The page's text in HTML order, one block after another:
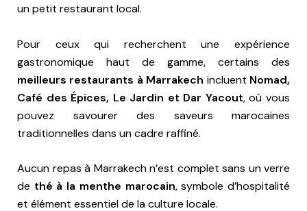
un petit restaurant local.
Pour ceux qui recherchent une expérience
gastronomique haut de gamme, certains des
meilleurs restaurants à Marrakech incluent Nomad,
Café des Épices, Le Jardin et Dar Yacout, où vous
pouvez savourer des saveurs marocaines
traditionnelles dans un cadre raffiné.
Aucun repas à Marrakech n’est complet sans un verre
de thé à la menthe marocain, symbole d’hospitalité
et élément essentiel de la culture locale.